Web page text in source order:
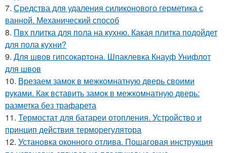
7. Средства для удаления силиконового герметика с
ванной. Механический способ
8. Пвх плитка для пола на кухню. Какая плитка подойдет
для пола кухни?
9. Для швов гипсокартона. Шпаклевка Кнауф Унифлот
для швов
10. Врезаем замок в межкомнатную дверь своими
руками. Как вставить замок в межкомнатную дверь:
разметка без трафарета
11. Термостат для батареи отопления. Устройство и
принцип действия терморегулятора
12. Установка оконного отлива. Пошаговая инструкция